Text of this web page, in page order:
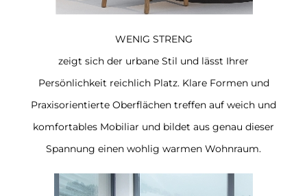
WENIG STRENG
zeigt sich der urbane Stil und lässt Ihrer
Persönlichkeit reichlich Platz. Klare Formen und
Praxisorientierte Oberflächen treffen auf weich und
komfortables Mobiliar und bildet aus genau dieser
Spannung einen wohlig warmen Wohnraum.